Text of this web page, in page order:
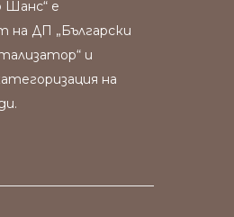
е
на ДП „Български
и
на